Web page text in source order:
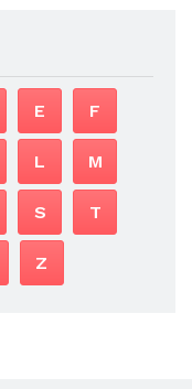
E F
L M
S T
Z